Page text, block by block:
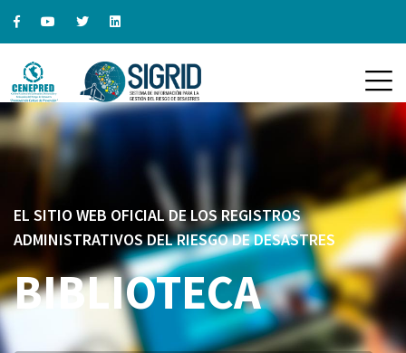
EL SITIO WEB OFICIAL DE LOS REGISTROS
ADMINISTRATIVOS DEL RIESGO DE DESASTRES
BIBLIOTECA